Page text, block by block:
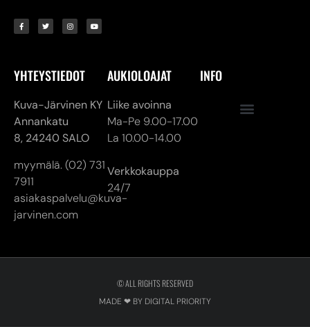
YHTEYSTIEDOT
Kuva-Järvinen KY
Annankatu
8, 24240 SALO
myymälä. (02) 731
7911
asiakaspalvelu@kuva-
jarvinen.com
AUKIOLOAJAT
Liike avoinna
Ma-Pe 9.00-17.00
La 10.00-14.00
Verkkokauppa
24/7
INFO
© ALL RIGHTS RESERVED
MADE ❤ BY DIGITAL PRIORITY